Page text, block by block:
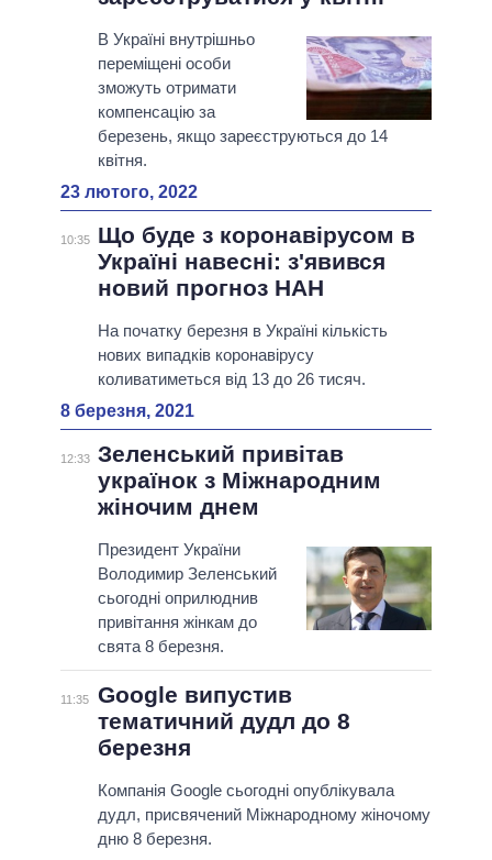
В Україні внутрішньо
переміщені особи
зможуть отримати
компенсацію за
березень, якщо зареєструються до 14
квітня.
23 лютого, 2022
10:35
Що буде з коронавірусом в
Україні навесні: з'явився
новий прогноз НАН
На початку березня в Україні кількість
нових випадків коронавірусу
коливатиметься від 13 до 26 тисяч.
8 березня, 2021
12:33 Зеленський привітав
українок з Міжнародним
жіночим днем
Президент України
Володимир Зеленський
сьогодні оприлюднив
привітання жінкам до
свята 8 березня.
11:35
Google випустив
тематичний дудл до 8
березня
Компанія Google сьогодні опублікувала
дудл, присвячений Міжнародному жіночому
дню 8 березня.